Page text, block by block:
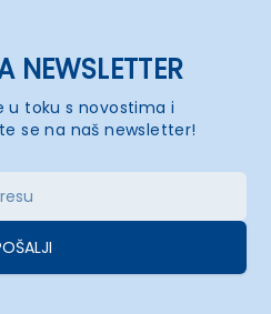
NEWSLETTER
u toku s novostima i
se na naš newsletter!